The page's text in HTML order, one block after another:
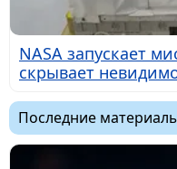
NASA запускает
скрывает
Последние